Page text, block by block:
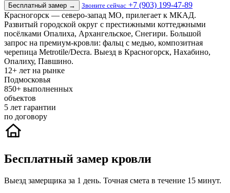
Бесплатный замер → Звоните сейчас +7 (903) 199-47-89
Красногорск — северо-запад МО, прилегает к МКАД.
Развитый городской округ с престижными коттеджными
посёлками Опалиха, Архангельское, Снегири. Большой
запрос на премиум-кровли: фальц с медью, композитная
черепица Metrotile/Decra. Выезд в Красногорск, Нахабино,
Опалиху, Павшино.
12+ лет на рынке
Подмосковья
850+ выполненных
объектов
5 лет гарантии
по договору
Бесплатный замер кровли
Выезд замерщика за 1 день. Точная смета в течение 15 минут.